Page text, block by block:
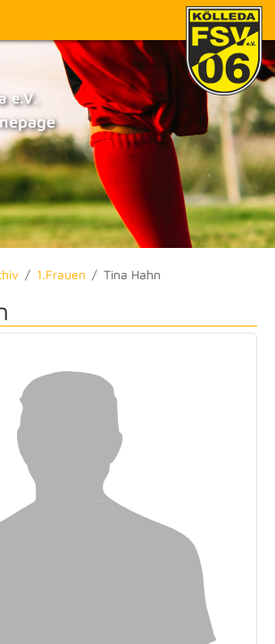
e.V.
1.Frauen Tina Hahn